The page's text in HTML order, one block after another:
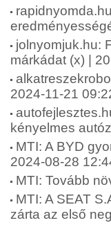
jolnyomjuk.hu:
márkádat (x) |
2024-11-21
kényelmes
MTI: A BYD
2024-08-28
MTI: Tovább
MTI: A SEAT
zárta az első